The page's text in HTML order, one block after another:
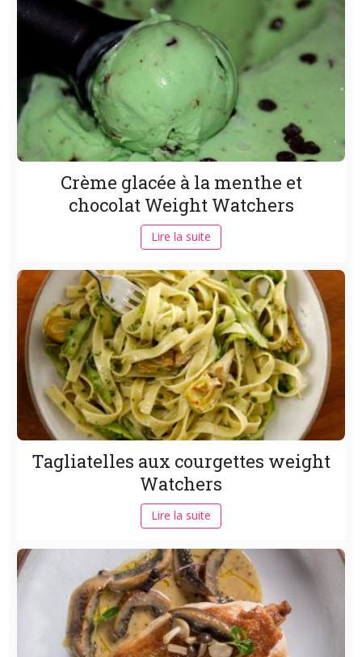
Crème glacée à la menthe et
chocolat Weight Watchers
Lire la suite
Tagliatelles aux courgettes weight
Watchers
Lire la suite